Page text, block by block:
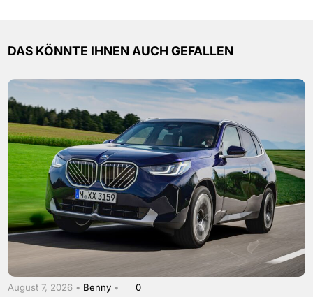
DAS KÖNNTE IHNEN AUCH GEFALLEN
August 7, 2026 • Benny • 0